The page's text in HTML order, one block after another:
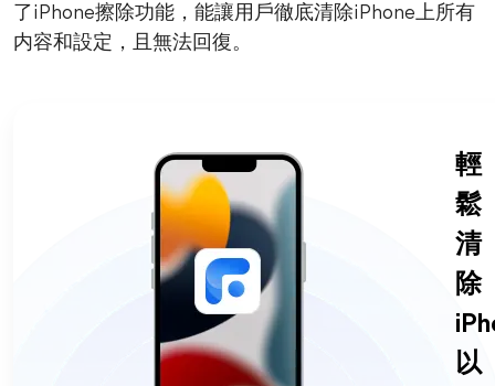
了iPhone擦除功能，能讓用戶徹底清除iPhone上所有
内容和設定，且無法回復。
輕
鬆
清
除
以